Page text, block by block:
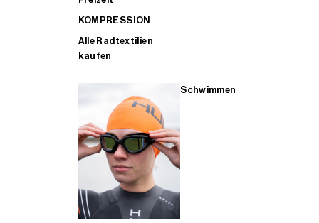
KOMPRESSION
Alle Radtextilien
kaufen
Schwimmen